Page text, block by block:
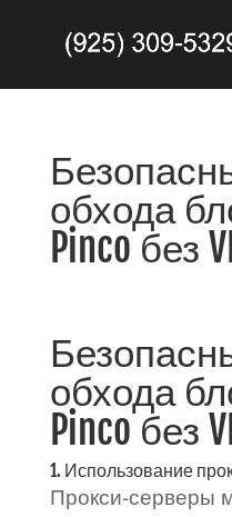
обхода
Pinco без
обхода
Pinco без
1. Использование
Прокси-серверы